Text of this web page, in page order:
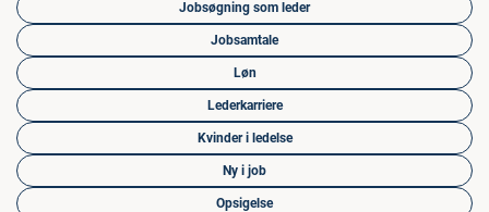
Jobsøgning som leder
Jobsamtale
Løn
Lederkarriere
Kvinder i ledelse
Ny i job
Opsigelse